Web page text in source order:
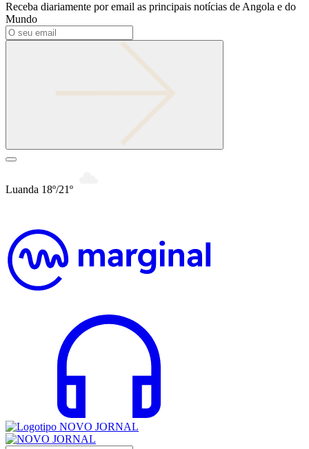
Receba diariamente por email as principais notícias de Angola e do
Mundo
Luanda 18º/21º